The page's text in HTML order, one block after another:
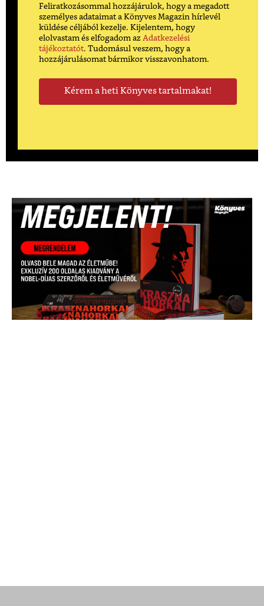
Feliratkozásommal hozzájárulok, hogy a megadott
személyes adataimat a Könyves Magazin hírlevél
küldése céljából kezelje. Kijelentem, hogy
elolvastam és elfogadom az Adatkezelési
tájékoztatót. Tudomásul veszem, hogy a
hozzájárulásomat bármikor visszavonhatom.